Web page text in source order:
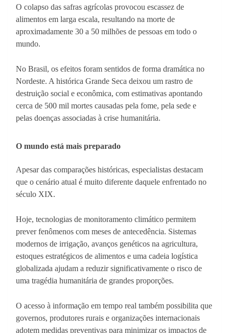
O colapso das safras agrícolas provocou escassez de
alimentos em larga escala, resultando na morte de
aproximadamente 30 a 50 milhões de pessoas em todo o
mundo.
No Brasil, os efeitos foram sentidos de forma dramática no
Nordeste. A histórica Grande Seca deixou um rastro de
destruição social e econômica, com estimativas apontando
cerca de 500 mil mortes causadas pela fome, pela sede e
pelas doenças associadas à crise humanitária.
O mundo está mais preparado
Apesar das comparações históricas, especialistas destacam
que o cenário atual é muito diferente daquele enfrentado no
século XIX.
Hoje, tecnologias de monitoramento climático permitem
prever fenômenos com meses de antecedência. Sistemas
modernos de irrigação, avanços genéticos na agricultura,
estoques estratégicos de alimentos e uma cadeia logística
globalizada ajudam a reduzir significativamente o risco de
uma tragédia humanitária de grandes proporções.
O acesso à informação em tempo real também possibilita que
governos, produtores rurais e organizações internacionais
adotem medidas preventivas para minimizar os impactos de